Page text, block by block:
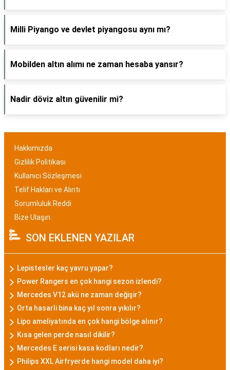
Milli Piyango ve devlet piyangosu aynı mı?
Mobilden altın alımı ne zaman hesaba yansır?
Nadir döviz altın güvenilir mi?
Hakkımızda
Gizlilik Politikası
Kullanıcı Sözleşmesi
Telif Hakları ve Alıntı
Sorumluluk Reddi
Bize Ulaşın
SON EKLENEN YAZILAR
Lepistesler kaç yavru yapar?
Power Rangers en çok hangi sezon izlendi?
Mercedes V12 akü ne zaman değişir?
Orta hasarli bina kaç yıl sonra yıkılır?
Lipo ameliyatında en çok hangi bölge alınır?
Kısa gelen perde nasıl dikilir?
Mercedes E serisi kasa kodları nedir?
Philips XXL Airfryerde hangi model daha iyi?